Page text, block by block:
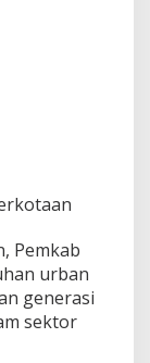
Pemkab
urban
generasi
sektor